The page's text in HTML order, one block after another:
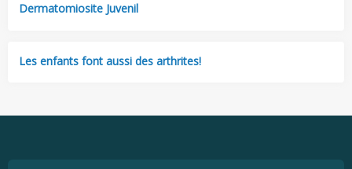
Dermatomiosite Juvenil
Les enfants font aussi des arthrites!